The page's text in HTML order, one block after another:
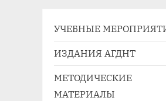
mail:
тел./
факс:
УЧЕБНЫЕ
ИЗДАНИЯ АГДНТ
МЕТОДИЧЕСКИЕ
МАТЕРИАЛЫ